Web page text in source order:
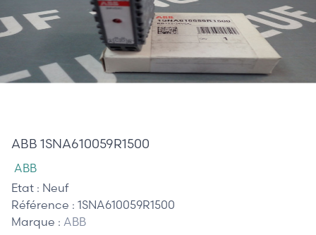
ABB 1SNA610059R1500
ABB
Etat : Neuf
Référence : 1SNA610059R1500
Marque : ABB